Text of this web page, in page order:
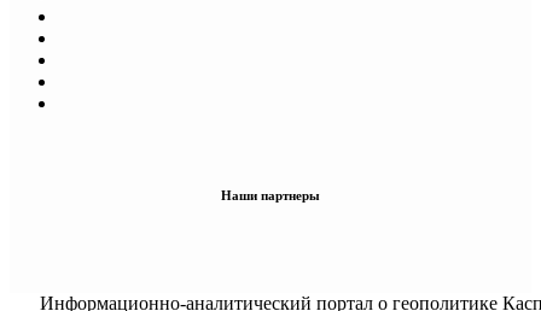
Наши партнеры
Информационно-аналитический портал о геополитике